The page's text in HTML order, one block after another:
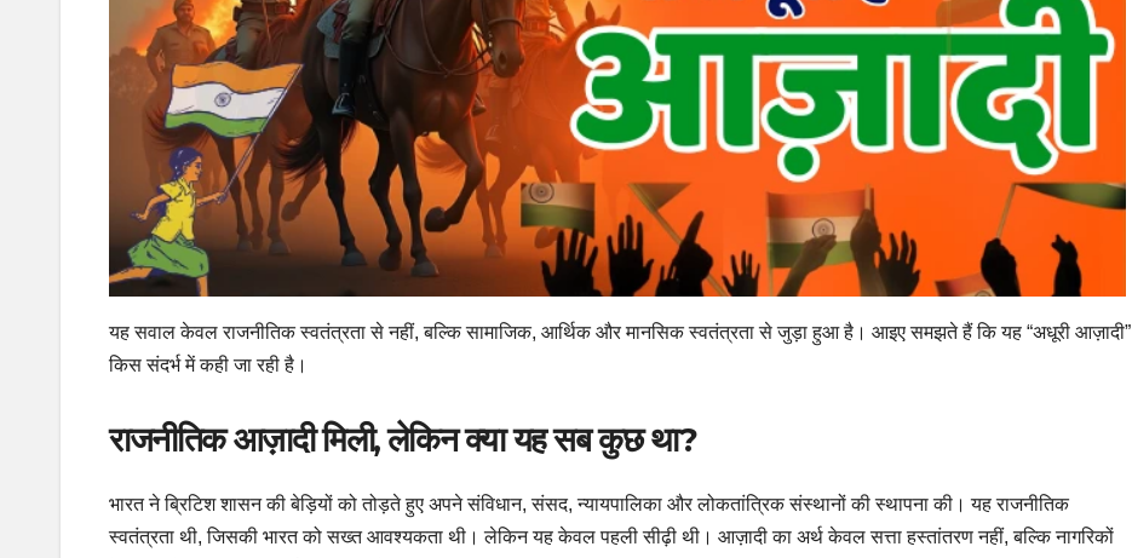
यह सवाल केवल राजनीतिक स्वतंत्रता से नहीं, बल्कि सामाजिक, आर्थिक और मानसिक स्वतंत्रता से जुड़ा हुआ है। आइए समझते हैं कि यह “अधूरी आज़ादी”
किस संदर्भ में कही जा रही है।
राजनीतिक आज़ादी मिली, लेकिन क्या यह सब कुछ था?
भारत ने ब्रिटिश शासन की बेड़ियों को तोड़ते हुए अपने संविधान, संसद, न्यायपालिका और लोकतांत्रिक संस्थानों की स्थापना की। यह राजनीतिक
स्वतंत्रता थी, जिसकी भारत को सख्त आवश्यकता थी। लेकिन यह केवल पहली सीढ़ी थी। आज़ादी का अर्थ केवल सत्ता हस्तांतरण नहीं, बल्कि नागरिकों